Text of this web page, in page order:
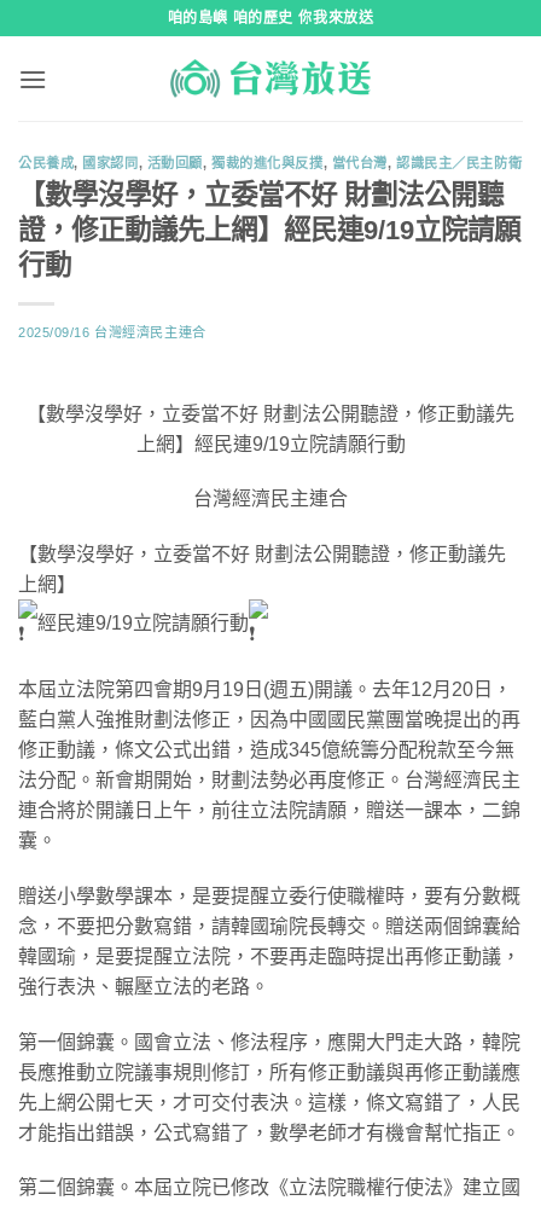
咱的島嶼 咱的歷史 你我來放送
公民養成, 國家認同, 活動回顧,獨裁的進化與反撲, 當代台灣,認識民主／民主防衛
【數學沒學好，立委當不好 財劃法公開聽
證，修正動議先上網】經民連9/19立院請願
行動
2025/09/16 台灣經濟民主連合
【數學沒學好，立委當不好 財劃法公開聽證，修正動議先
上網】經民連9/19立院請願行動
台灣經濟民主連合
【數學沒學好，立委當不好 財劃法公開聽證，修正動議先
上網】
經民連9/19立院請願行動
​本屆立法院第四會期9月19日(週五)開議。去年12月20日，
藍白黨人強推財劃法修正，因為中國國民黨團當晚提出的再
修正動議，條文公式出錯，造成345億統籌分配稅款至今無
法分配。新會期開始，財劃法勢必再度修正。台灣經濟民主
連合將於開議日上午，前往立法院請願，贈送一課本，二錦
囊。
​贈送小學數學課本，是要提醒立委行使職權時，要有分數概
念，不要把分數寫錯，請韓國瑜院長轉交。贈送兩個錦囊給
韓國瑜，是要提醒立法院，不要再走臨時提出再修正動議，
強行表決、輾壓立法的老路。
​第一個錦囊。國會立法、修法程序，應開大門走大路，韓院
長應推動立院議事規則修訂，所有修正動議與再修正動議應
先上網公開七天，才可交付表決。這樣，條文寫錯了，人民
才能指出錯誤，公式寫錯了，數學老師才有機會幫忙指正。
​第二個錦囊。本屆立院已修改《立法院職權行使法》建立國